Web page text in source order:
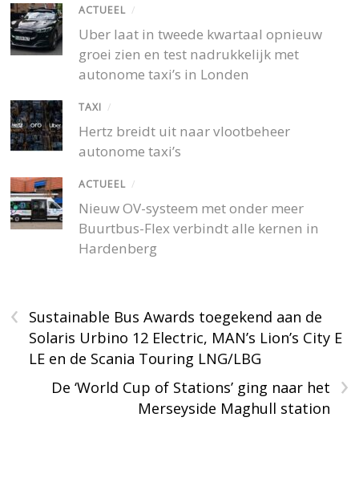
ACTUEEL /
Uber laat in tweede kwartaal opnieuw
groei zien en test nadrukkelijk met
autonome taxi’s in Londen
TAXI /
Hertz breidt uit naar vlootbeheer
autonome taxi’s
ACTUEEL /
Nieuw OV-systeem met onder meer
Buurtbus-Flex verbindt alle kernen in
Hardenberg
‹
Sustainable Bus Awards toegekend aan de
Solaris Urbino 12 Electric, MAN’s Lion’s City E
LE en de Scania Touring LNG/LBG
›
De ‘World Cup of Stations’ ging naar het
Merseyside Maghull station